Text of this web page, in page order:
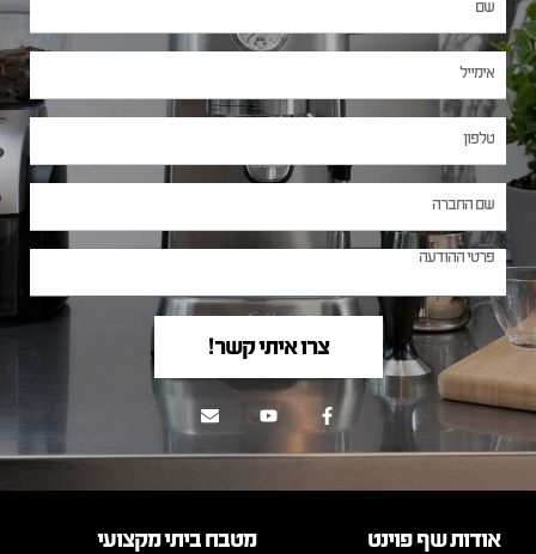
צרו איתי קשר!
אודות שף פוינט מטבח ביתי מקצועי